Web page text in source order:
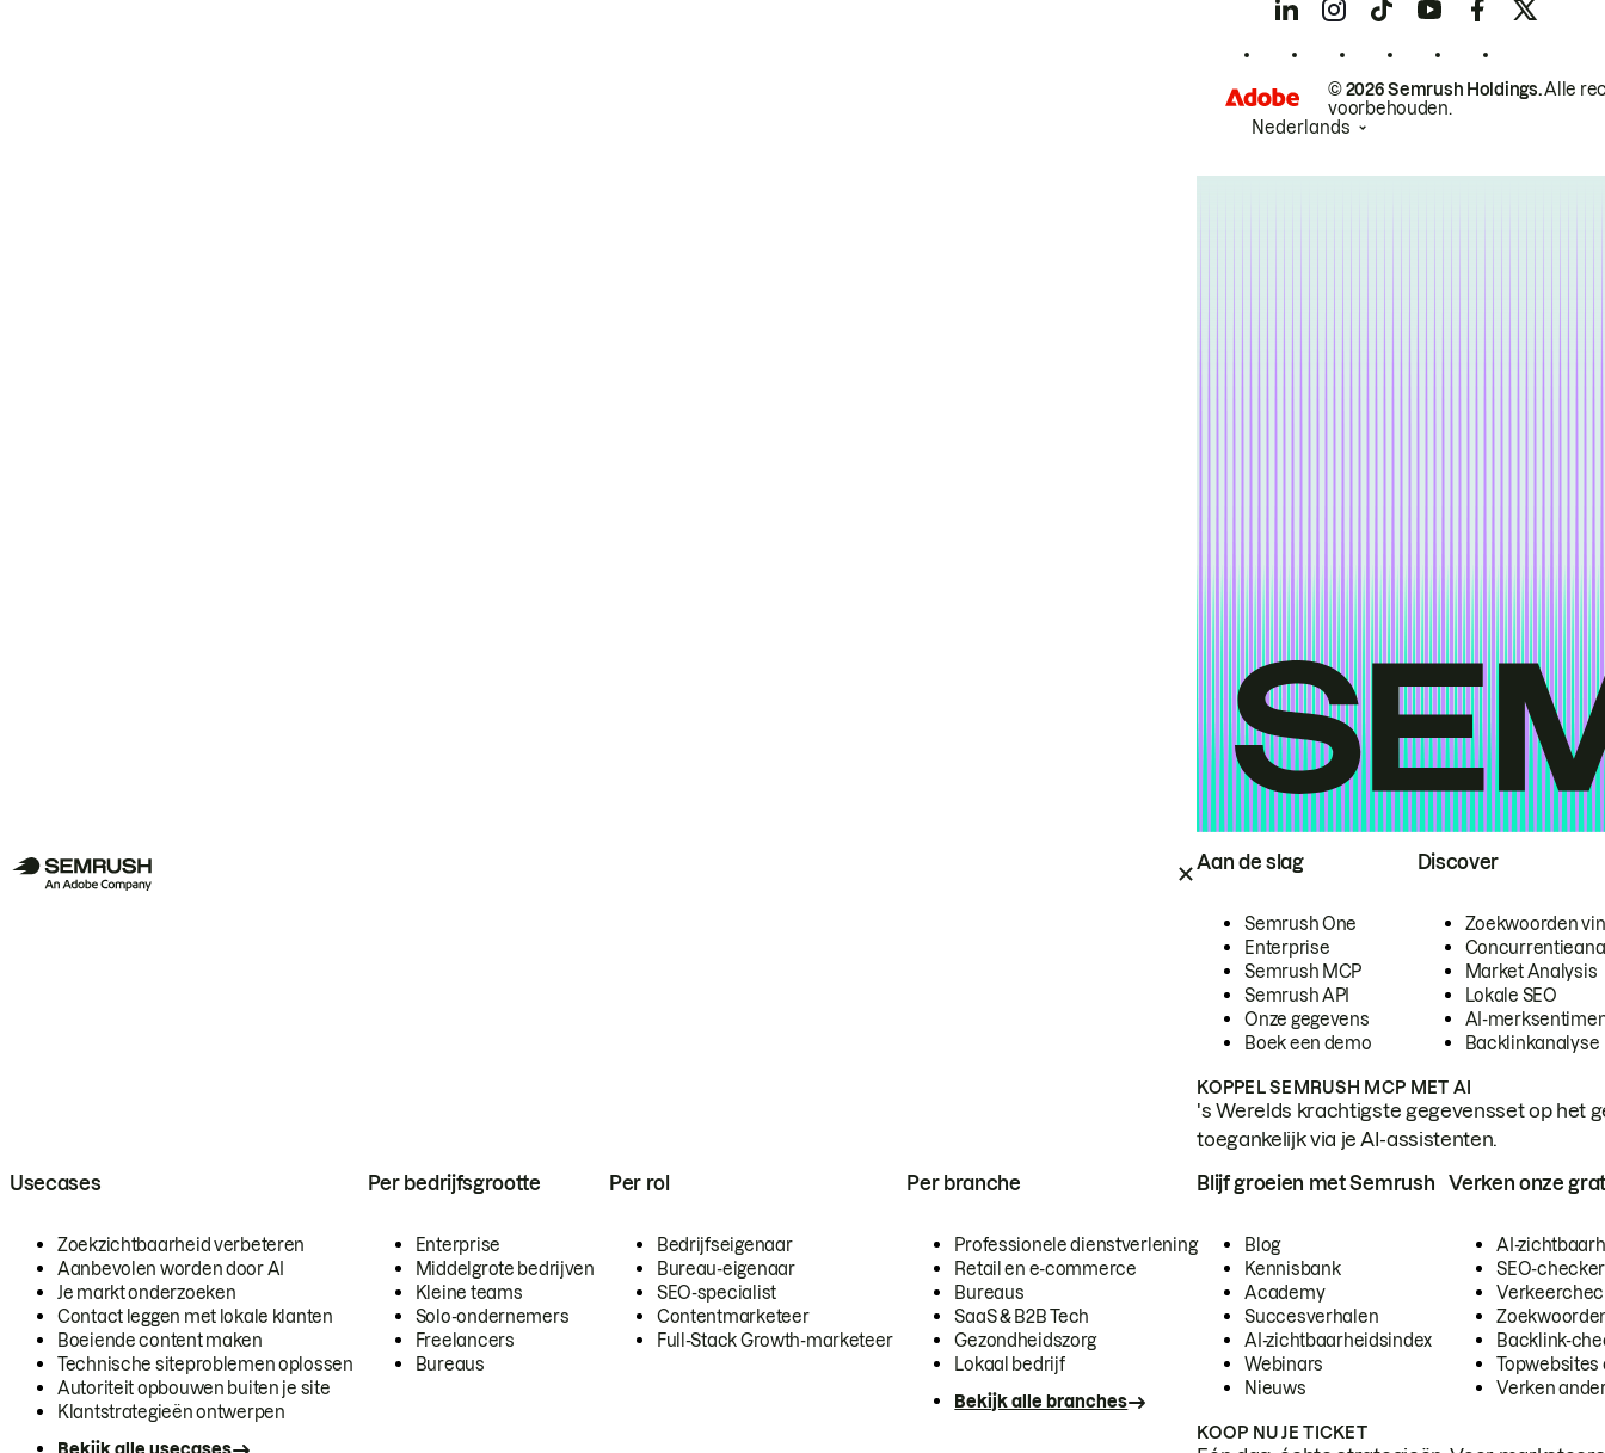
Aan de slag
Semrush One
Enterprise
Semrush MCP
Semrush API
Onze gegevens
Boek een demo
Discover
Zoekwoorden
Market Analysis
Lokale SEO
AI-
Backlinkanalyse
KOPPEL SEMRUSH MCP MET AI
's Werelds krachtigste gegevensset op het
toegankelijk via je AI-assistenten.
Usecases
Zoekzichtbaarheid verbeteren
Aanbevolen worden door AI
Je markt onderzoeken
Contact leggen met lokale klanten
Boeiende content maken
Technische siteproblemen oplossen
Autoriteit opbouwen buiten je site
Klantstrategieën ontwerpen
Per bedrijfsgrootte
Enterprise
Middelgrote bedrijven
Kleine teams
Solo-ondernemers
Freelancers
Bureaus
Per rol
Bedrijfseigenaar
Bureau-eigenaar
SEO-specialist
Contentmarketeer
Full-Stack Growth-marketeer
Per branche
Professionele dienstverlening
Retail en e-commerce
Bureaus
SaaS & B2B Tech
Gezondheidszorg
Lokaal bedrijf
Bekijk alle branches
Blijf groeien met Semrush
Blog
Kennisbank
Academy
Succesverhalen
AI-zichtbaarheidsindex
Webinars
Nieuws
Verken onze
AI-
SEO-checker
Backlink-
Topwebsites
Verken
KOOP NU JE TICKET
© 2026 Semrush Holdings.Alle
voorbehouden.
Nederlands